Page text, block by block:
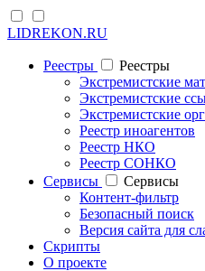
LIDREKON.RU
Реестры
Реестры
Экстремистские
Экстремистские
Экстремистские
Реестр иноагентов
Реестр НКО
Реестр СОНКО
Cервисы
Cервисы
Контент-фильтр
Безопасный поиск
Версия сайта для
Скрипты
О проекте